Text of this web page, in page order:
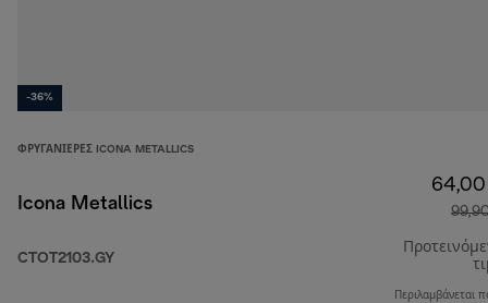
-36%
ΦΡΥΓΑΝΙΈΡΕΣ ICONA METALLICS
Icona Metallics
CTOT2103.GY
Περιλαμβάνεται